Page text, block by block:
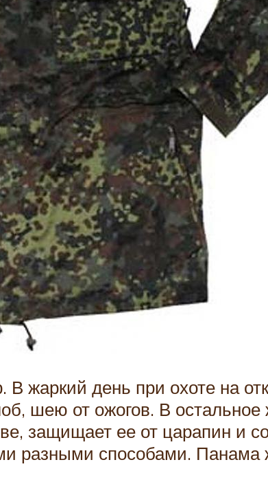
В жаркий день при охоте на
шею от ожогов. В остальное
защищает ее от царапин и
разными способами. Панама